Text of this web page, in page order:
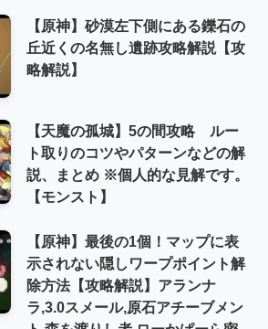
【原神】砂漠左下側にある鑠石の
丘近くの名無し遺跡攻略解説【攻
略解説】
【天魔の孤城】5の間攻略 ルー
ト取りのコツやパターンなどの解
説、まとめ ※個人的な見解です。
【モンスト】
【原神】最後の1個！マップに表
示されない隠しワープポイント解
除方法【攻略解説】アランナ
ラ,3.0スメール,原石アチーブメン